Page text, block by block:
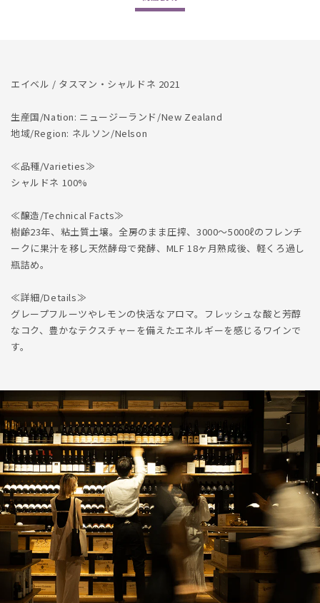
エイベル / タスマン・シャルドネ 2021
生産国/Nation: ニュージーランド/New Zealand
地域/Region: ネルソン/Nelson
≪品種/Varieties≫
シャルドネ 100%
≪醸造/Technical Facts≫
樹齢23年、粘土質土壌。全房のまま圧搾、3000～5000ℓのフレンチ
ークに果汁を移し天然酵母で発酵、MLF 18ヶ月熟成後、軽くろ過し
瓶詰め。
≪詳細/Details≫
グレープフルーツやレモンの快活なアロマ。フレッシュな酸と芳醇
なコク、豊かなテクスチャーを備えたエネルギーを感じるワインで
す。